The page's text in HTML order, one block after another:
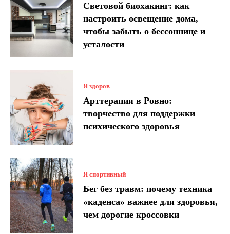
Световой биохакинг: как
настроить освещение дома,
чтобы забыть о бессоннице и
усталости
Я здоров
Арттерапия в Ровно:
творчество для поддержки
психического здоровья
Я спортивный
Бег без травм: почему техника
«каденса» важнее для здоровья,
чем дорогие кроссовки